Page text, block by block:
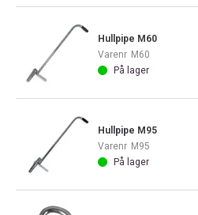
Hullpipe M60
Varenr M60
På lager
Hullpipe M95
Varenr M95
På lager